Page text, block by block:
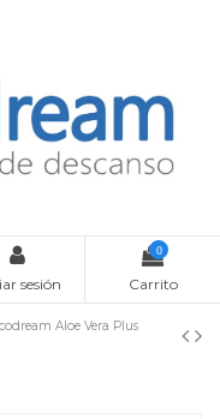
sesión
0
Carrito
Aloe Vera Plus